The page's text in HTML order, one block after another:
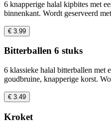
6 knapperige halal kipbites met
binnenkant. Wordt geserveerd
€ 3.99
Bitterballen 6 stuks
6 klassieke halal bitterballen met
goudbruine, knapperige korst.
€ 3.49
Kroket